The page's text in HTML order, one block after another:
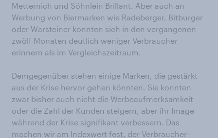
Metternich und Söhnlein Brillant. Aber auch an
Werbung von Biermarken wie Radeberger, Bitburger
oder Warsteiner konnten sich in den vergangenen
zwölf Monaten deutlich weniger Verbraucher
erinnern als im Vergleichszeitraum.
Demgegenüber stehen einige Marken, die gestärkt
aus der Krise hervor gehen könnten. Sie konnten
zwar bisher auch nicht die Werbeaufmerksamkeit
oder die Zahl der Kunden steigern, aber ihr Image
während der Krise signifikant verbessern. Das
machen wir am Indexwert fest, der Verbraucher-